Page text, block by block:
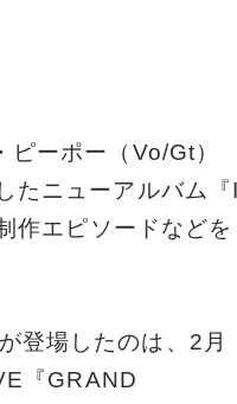
ーポー（Vo/Gt）
たニューアルバム『
作エピソードなどを
登場したのは、2月
『GRAND